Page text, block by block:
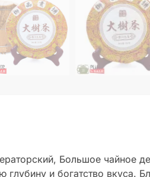
Большое чайное
глубину и богатство вкуса.